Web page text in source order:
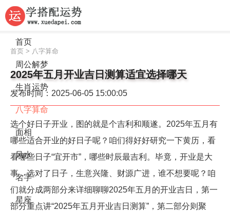
首页
周公解梦
生肖运势
八字算命
面相
风水
名字
星座
首页 > 八字算命
2025年五月开业吉日测算适宜选择哪天
发布时间：2025-06-05 15:00:05
选个好日子开业，图的就是个吉利和顺遂。2025年五月有
哪些适合开业的好日子呢？咱们得好好研究一下黄历，看
看哪些日子“宜开市”，哪些时辰最吉利。毕竟，开业是大
事，选对了日子，生意兴隆、财源广进，谁不想要呢？咱
们就分成两部分来详细聊聊2025年五月的开业吉日，第一
部分重点讲“2025年五月开业吉日测算”，第二部分则聚